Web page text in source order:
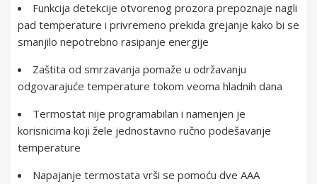
Funkcija detekcije otvorenog prozora prepoznaje nagli
pad temperature i privremeno prekida grejanje kako bi se
smanjilo nepotrebno rasipanje energije
Zaštita od smrzavanja pomaže u održavanju
odgovarajuće temperature tokom veoma hladnih dana
Termostat nije programabilan i namenjen je
korisnicima koji žele jednostavno ručno podešavanje
temperature
Napajanje termostata vrši se pomoću dve AAA